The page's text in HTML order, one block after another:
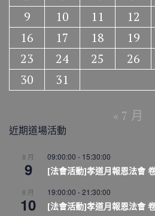
9
10 11 12
16
17 18 19
23
24 25 26
30
31
« 7 月
近期道場活動
8 月
9
09:00:00 - 15:30:00
[法會活動]孝道月報恩法會
8 月
10
19:00:00 -21:30:00
[法會活動]孝道月報恩法會